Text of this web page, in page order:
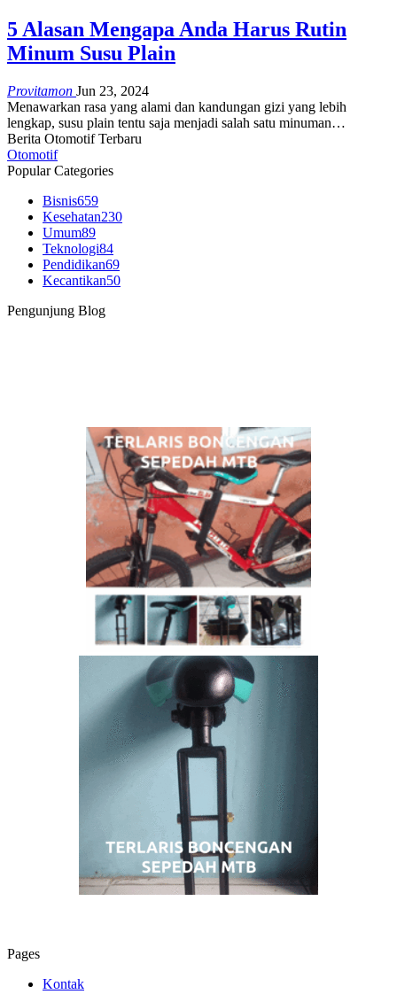
5 Alasan Mengapa Anda Harus Rutin
Minum Susu Plain
Provitamon Jun 23, 2024
Menawarkan rasa yang alami dan kandungan gizi yang lebih
lengkap, susu plain tentu saja menjadi salah satu minuman…
Berita Otomotif Terbaru
Otomotif
Popular Categories
Bisnis659
Kesehatan230
Umum89
Teknologi84
Pendidikan69
Kecantikan50
Pengunjung Blog
Pages
Kontak